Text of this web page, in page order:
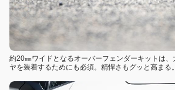
約20㎜ワイドとなるオーバーフェンダーキットは、
ヤを装着するためにも必須。精悍さもグッと高まる。